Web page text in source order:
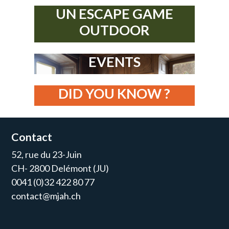
UN ESCAPE GAME
OUTDOOR
EVENTS
DID YOU KNOW ?
Contact
52, rue du 23-Juin
CH- 2800 Delémont (JU)
0041 (0)32 422 80 77
contact@mjah.ch